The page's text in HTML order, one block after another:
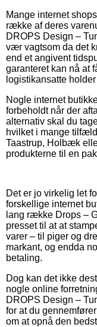
Mange internet
række af deres
DROPS Design –
vær vagtsom da det
end et angivent
garanteret kan nå at
logistikansatte
Nogle internet
forbeholdt når der
alternativ skal du
hvilket i mange
Taastrup, Holbæk
produkterne til en
Det er jo virkelig let
forskellige internet
lang række Drops –
presset til at at
varer – til piger og
markant, og endda
betaling.
Dog kan det ikke
nogle online
DROPS Design –
for at du
om at opnå den